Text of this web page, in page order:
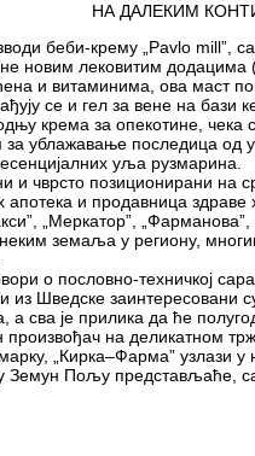
НА ДАЛЕКИМ
беби-крему „Pavlo mill”,
новим лековитим
и витаминима, ова маст
се и гел за вене на бази
крема за опекотине,
ублажавање последица од
уља рузмарина.
и чврсто позиционирани на
и продавница здраве
„Меркатор”,
неким земаља у региону,
о пословно-техничкој
Шведске заинтересовани
а сва је прилика да ће
на деликатном
„Кирка–Фарма” узлази
Земун Пољу представљаће,